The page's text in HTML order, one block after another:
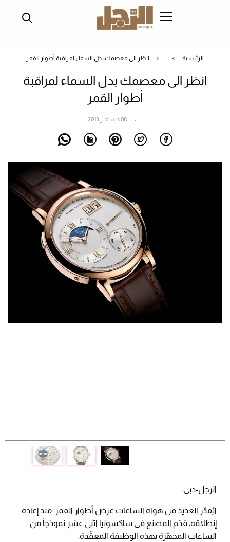
الرئيسية انظر الى معصمك بدل السماء لمراقبة أطوار القمر
انظر الى معصمك بدل السماء لمراقبة
أطوار القمر
08 ديسمبر 2013
الرجل-دبي:
ايُقدّر العديد من هواة الساعات عرض أطوار القمر. منذ إعادة
إنطلاقه، قدّم المصنع في ساكسونيا اثنى عشر نموذجاً من
الساعات المجهّزة بهذه الوظيفة المعقّدة.